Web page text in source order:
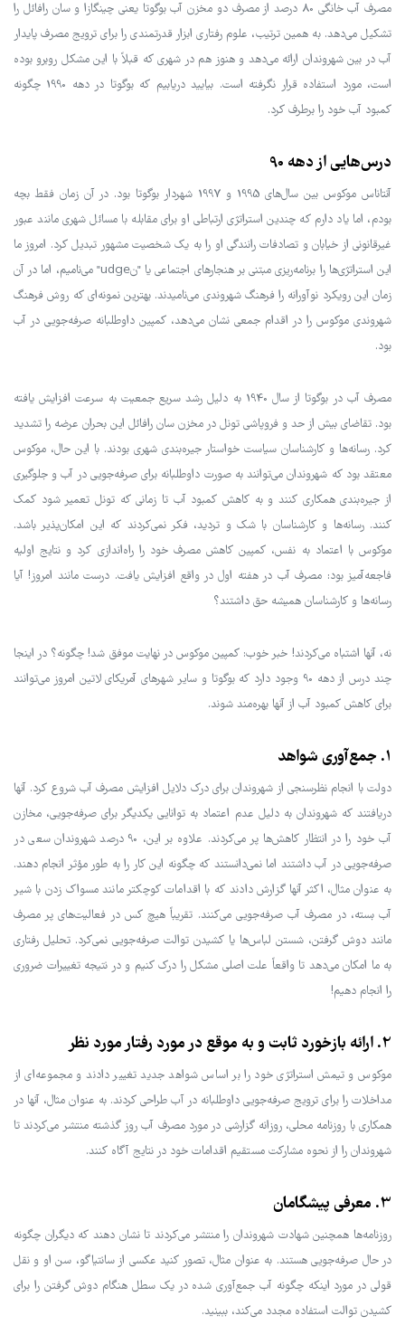
مصرف آب خانگی 80 درصد از مصرف دو مخزن آب بوگوتا یعنی چینگازا و سان رافائل را
تشکیل می‌دهد. به همین ترتیب، علوم رفتاری ابزار قدرتمندی را برای ترویج مصرف پایدار
آب در بین شهروندان ارائه می‌دهد و هنوز هم در شهری که قبلاً با این مشکل روبرو بوده
است، مورد استفاده قرار نگرفته است. بیایید دریابیم که بوگوتا در دهه 1990 چگونه
کمبود آب خود را برطرف کرد.
درس‌هایی از دهه 90
آنتاناس موکوس بین سال‌های 1995 و 1997 شهردار بوگوتا بود. در آن زمان فقط بچه
بودم، اما یاد دارم که چندین استراتژی ارتباطی او برای مقابله با مسائل شهری مانند عبور
غیرقانونی از خیابان و تصادفات رانندگی او را به یک شخصیت مشهور تبدیل کرد. امروز ما
این استراتژی‌ها را برنامه‌ریزی مبتنی بر هنجارهای اجتماعی یا "نudge" می‌نامیم، اما در آن
زمان این رویکرد نوآورانه را فرهنگ شهروندی می‌نامیدند. بهترین نمونه‌ای که روش فرهنگ
شهروندی موکوس را در اقدام جمعی نشان می‌دهد، کمپین داوطلبانه صرفه‌جویی در آب
بود.
مصرف آب در بوگوتا از سال 1940 به دلیل رشد سریع جمعیت به سرعت افزایش یافته
بود. تقاضای بیش از حد و فروپاشی تونل در مخزن سان رافائل این بحران عرضه را تشدید
کرد. رسانه‌ها و کارشناسان سیاست خواستار جیره‌بندی شهری بودند. با این حال، موکوس
معتقد بود که شهروندان می‌توانند به صورت داوطلبانه برای صرفه‌جویی در آب و جلوگیری
از جیره‌بندی همکاری کنند و به کاهش کمبود آب تا زمانی که تونل تعمیر شود کمک
کنند. رسانه‌ها و کارشناسان با شک و تردید، فکر نمی‌کردند که این امکان‌پذیر باشد.
موکوس با اعتماد به نفس، کمپین کاهش مصرف خود را راه‌اندازی کرد و نتایج اولیه
فاجعه‌آمیز بود: مصرف آب در هفته اول در واقع افزایش یافت. درست مانند امروز! آیا
رسانه‌ها و کارشناسان همیشه حق داشتند؟
نه، آنها اشتباه می‌کردند! خبر خوب: کمپین موکوس در نهایت موفق شد! چگونه؟ در اینجا
چند درس از دهه 90 وجود دارد که بوگوتا و سایر شهرهای آمریکای لاتین امروز می‌توانند
برای کاهش کمبود آب از آنها بهره‌مند شوند.
1. جمع‌آوری شواهد
دولت با انجام نظرسنجی از شهروندان برای درک دلایل افزایش مصرف آب شروع کرد. آنها
دریافتند که شهروندان به دلیل عدم اعتماد به توانایی یکدیگر برای صرفه‌جویی، مخازن
آب خود را در انتظار کاهش‌ها پر می‌کردند. علاوه بر این، 90 درصد شهروندان سعی در
صرفه‌جویی در آب داشتند اما نمی‌دانستند که چگونه این کار را به طور مؤثر انجام دهند.
به عنوان مثال، اکثر آنها گزارش دادند که با اقدامات کوچکتر مانند مسواک زدن با شیر
آب بسته، در مصرف آب صرفه‌جویی می‌کنند. تقریباً هیچ کس در فعالیت‌های پر مصرف
مانند دوش گرفتن، شستن لباس‌ها یا کشیدن توالت صرفه‌جویی نمی‌کرد. تحلیل رفتاری
به ما امکان می‌دهد تا واقعاً علت اصلی مشکل را درک کنیم و در نتیجه تغییرات ضروری
را انجام دهیم!
2. ارائه بازخورد ثابت و به موقع در مورد رفتار مورد نظر
موکوس و تیمش استراتژی خود را بر اساس شواهد جدید تغییر دادند و مجموعه‌ای از
مداخلات را برای ترویج صرفه‌جویی داوطلبانه در آب طراحی کردند. به عنوان مثال، آنها در
همکاری با روزنامه محلی، روزانه گزارشی در مورد مصرف آب روز گذشته منتشر می‌کردند تا
شهروندان را از نحوه مشارکت مستقیم اقدامات خود در نتایج آگاه کنند.
3. معرفی پیشگامان
روزنامه‌ها همچنین شهادت شهروندان را منتشر می‌کردند تا نشان دهند که دیگران چگونه
در حال صرفه‌جویی هستند. به عنوان مثال، تصور کنید عکسی از سانتیاگو، سن او و نقل
قولی در مورد اینکه چگونه آب جمع‌آوری شده در یک سطل هنگام دوش گرفتن را برای
کشیدن توالت استفاده مجدد می‌کند، ببینید.